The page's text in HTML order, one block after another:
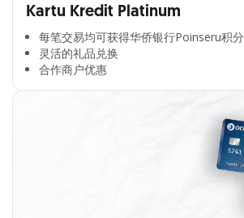
Kartu Kredit Platinum
每笔交易均可获得华侨银行Poinseru积分​
灵活的礼品兑换​
合作商户优惠​